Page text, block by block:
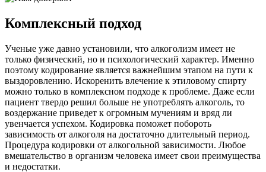
Комплексный подход
Ученые уже давно установили, что алкоголизм имеет не
только физический, но и психологический характер. Именно
поэтому кодирование является важнейшим этапом на пути к
выздоровлению. Искоренить влечение к этиловому спирту
можно только в комплексном подходе к проблеме. Даже если
пациент твердо решил больше не употреблять алкоголь, то
воздержание приведет к огромным мучениям и вряд ли
увенчается успехом. Кодировка поможет побороть
зависимость от алкоголя на достаточно длительный период.
Процедура кодировки от алкогольной зависимости. Любое
вмешательство в организм человека имеет свои преимущества
и недостатки.